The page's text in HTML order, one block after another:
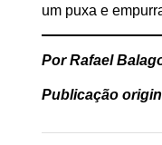
um puxa e
Por Rafael
Publicação